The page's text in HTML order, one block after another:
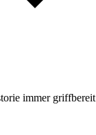
immer griffbereit